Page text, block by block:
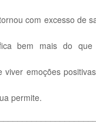
com excesso de
bem mais do
viver emoções
permite.